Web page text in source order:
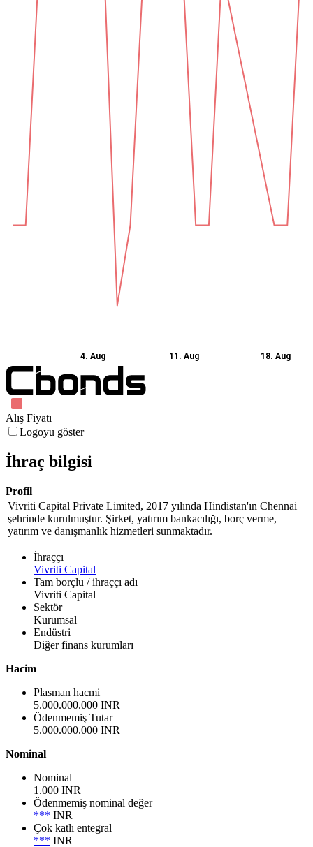
4. Aug 11. Aug 18. Aug
Alış Fiyatı
Logoyu göster
İhraç bilgisi
Profil
Vivriti Capital Private Limited, 2017 yılında Hindistan'ın Chennai
şehrinde kurulmuştur. Şirket, yatırım bankacılığı, borç verme,
yatırım ve danışmanlık hizmetleri sunmaktadır.
İhraççı
Vivriti Capital
Tam borçlu / ihraççı adı
Vivriti Capital
Sektör
Kurumsal
Endüstri
Diğer finans kurumları
Hacim
Plasman hacmi
5.000.000.000 INR
Ödenmemiş Tutar
5.000.000.000 INR
Nominal
Nominal
1.000 INR
Ödenmemiş nominal değer
*** INR
Çok katlı entegral
*** INR